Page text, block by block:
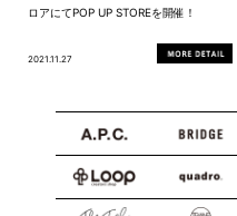
ロアにてPOP UP STOREを開催！
2021.11.27